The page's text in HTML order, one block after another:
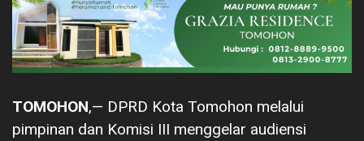
TOMOHON,— DPRD Kota Tomohon melalui
pimpinan dan Komisi III menggelar audiensi